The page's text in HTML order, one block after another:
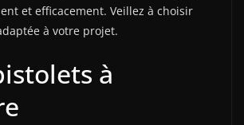
et efficacement. Veillez à choisir
à votre projet.
à